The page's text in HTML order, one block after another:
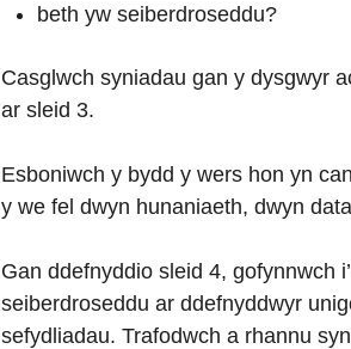
beth yw seiberdroseddu?
Casglwch syniadau gan y dysgwyr
ar sleid 3.
Esboniwch y bydd y wers hon yn
y we fel dwyn hunaniaeth, dwyn
Gan ddefnyddio sleid 4, gofynnwch
seiberdroseddu ar ddefnyddwyr
sefydliadau. Trafodwch a rhannu